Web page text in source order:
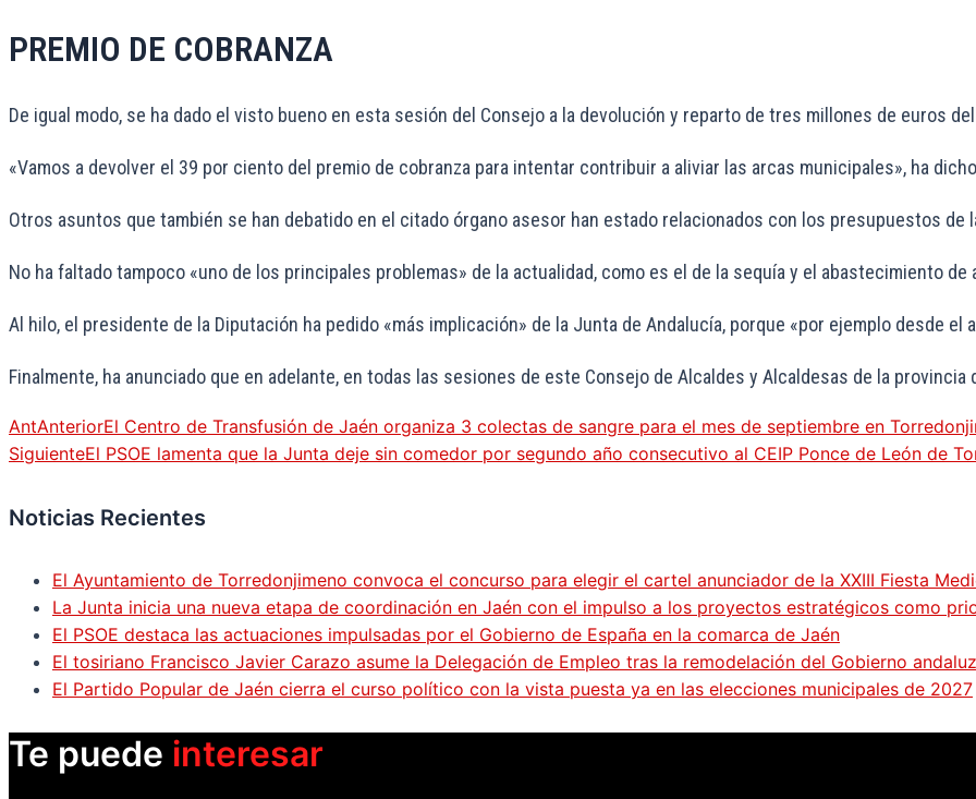
PREMIO DE COBRANZA
De igual modo, se ha dado el visto bueno en esta sesión del Consejo a la devolución y reparto de tres millones de
«Vamos a devolver el 39 por ciento del premio de cobranza para intentar contribuir a aliviar las arcas municipales», ha
Otros asuntos que también se han debatido en el citado órgano asesor han estado relacionados con los presupuestos
No ha faltado tampoco «uno de los principales problemas» de la actualidad, como es el de la sequía y el abastecimiento
Al hilo, el presidente de la Diputación ha pedido «más implicación» de la Junta de Andalucía, porque «por ejemplo desde
Finalmente, ha anunciado que en adelante, en todas las sesiones de este Consejo de Alcaldes y Alcaldesas de la
AntAnteriorEl Centro de Transfusión de Jaén organiza 3 colectas de sangre para el mes de septiembre en
SiguienteEl PSOE lamenta que la Junta deje sin comedor por segundo año consecutivo al CEIP Ponce de León de
Noticias Recientes
El Ayuntamiento de Torredonjimeno convoca el concurso para elegir el cartel anunciador de la XXIII Fiesta
La Junta inicia una nueva etapa de coordinación en Jaén con el impulso a los proyectos estratégicos como
El PSOE destaca las actuaciones impulsadas por el Gobierno de España en la comarca de Jaén
El tosiriano Francisco Javier Carazo asume la Delegación de Empleo tras la remodelación del Gobierno andaluz
El Partido Popular de Jaén cierra el curso político con la vista puesta ya en las elecciones municipales de 2027
Te puede interesar